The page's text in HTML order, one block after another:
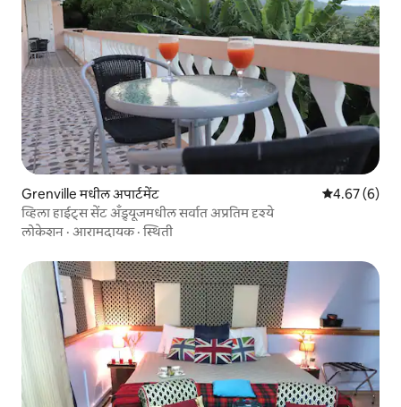
Grenville मधील अपार्टमेंट 5 पैकी 4.67
4.67 (6)
व्हिला हाईट्स सेंट अँड्र्यूजमधील सर्वात अप्रतिम दृश्ये
लोकेशन · आरामदायक·स्थिती